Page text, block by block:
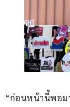
“ก่อนหน้านี้พอม